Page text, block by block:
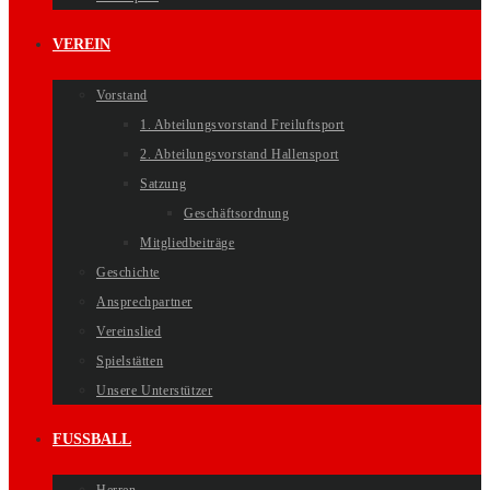
VEREIN
Vorstand
1. Abteilungsvorstand Freiluftsport
2. Abteilungsvorstand Hallensport
Satzung
Geschäftsordnung
Mitgliedbeiträge
Geschichte
Ansprechpartner
Vereinslied
Spielstätten
Unsere Unterstützer
FUSSBALL